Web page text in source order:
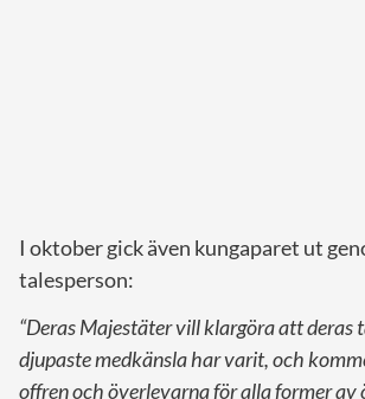
I oktober gick även kungaparet ut
talesperson:
“Deras Majestäter vill klargöra att deras
djupaste medkänsla har varit, och
offren och överlevarna för alla former av